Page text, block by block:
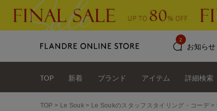
お知らせ
2
TOP 新着 ブランド アイテム 詳細検索
TOP Le Souk Le Soukのスタッフスタイリング・コーデ